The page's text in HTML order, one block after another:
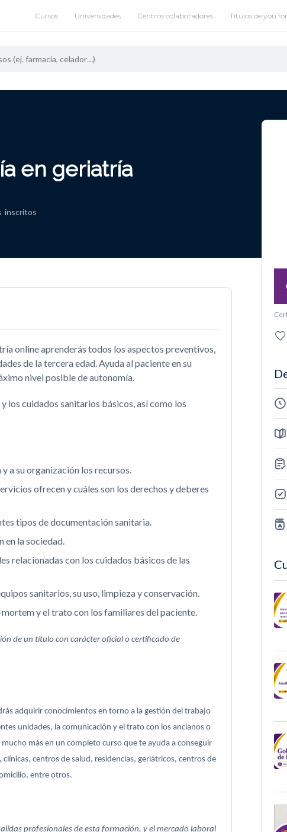
Cursos Universidades Centros colaboradores Títulos de you
en geriatría
inscritos
online aprenderás todos los aspectos preventivos,
de la tercera edad. Ayuda al paciente en su
nivel posible de autonomía.
los cuidados sanitarios básicos, así como los
a su organización los recursos.
ofrecen y cuáles son los derechos y deberes
tipos de documentación sanitaria.
en la sociedad.
relacionadas con los cuidados básicos de las
sanitarios, su uso, limpieza y conservación.
y el trato con los familiares del paciente.
de un título con carácter oficial o certificado de
adquirir conocimientos en torno a la gestión del trabajo
unidades, la comunicación y el trato con los ancianos o
más en un completo curso que te ayuda a conseguir
centros de salud, residencias, geriátricos, centros de
entre otros.
profesionales de esta formación, y el mercado laboral